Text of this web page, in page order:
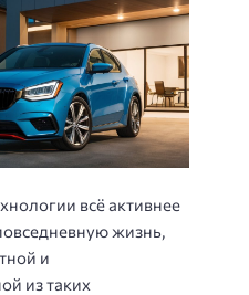
всё активнее
жизнь,
и
из таких